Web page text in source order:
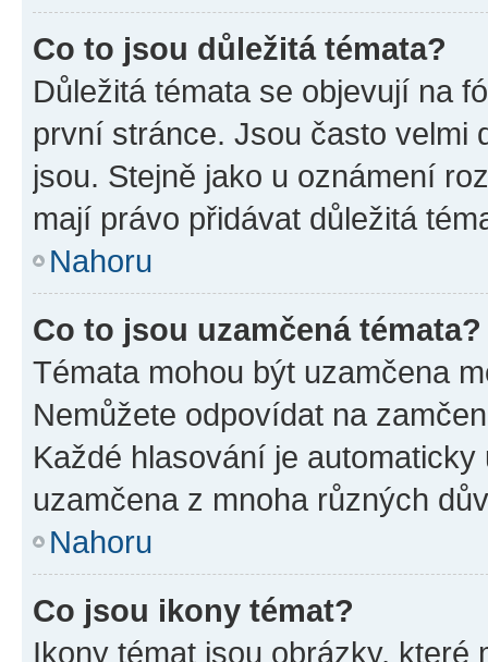
Co to jsou důležitá témata?
Důležitá témata se objevují na
první stránce. Jsou často velmi
jsou. Stejně jako u oznámení
mají právo přidávat důležitá
Nahoru
Co to jsou uzamčená témata?
Témata mohou být uzamčena
Nemůžete odpovídat na
Každé hlasování je
uzamčena z mnoha různých
Nahoru
Co jsou ikony témat?
Ikony témat jsou obrázky,